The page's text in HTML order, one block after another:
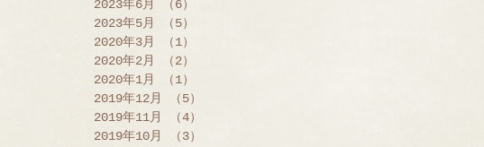
2023年6月
（6）
2023年5月
（5）
2020年3月
（1）
2020年2月
（2）
2020年1月
（1）
2019年12月
（5）
2019年11月
（4）
2019年10月
（3）